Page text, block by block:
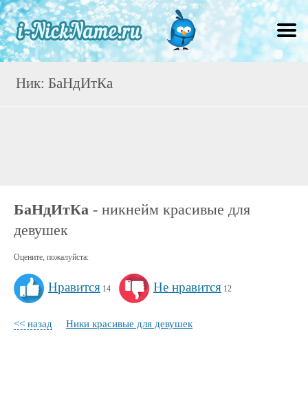
Ник: БаНдИтКа
БаНдИтКа - никнейм красивые для
девушек
Оцените, пожалуйста:
Нравится 14 Не нравится 12
<< назад Ники красивые для девушек